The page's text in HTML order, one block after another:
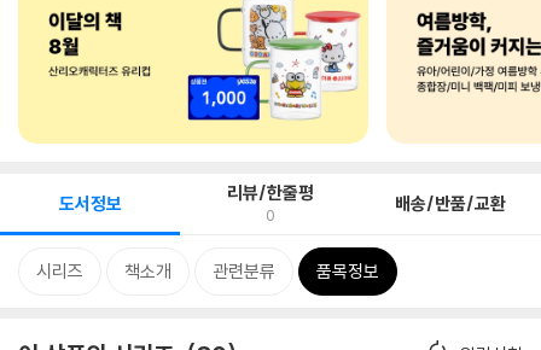
도서정보 리뷰/한줄평
0 배송/반품/교환
시리즈 책소개 관련분류 품목정보